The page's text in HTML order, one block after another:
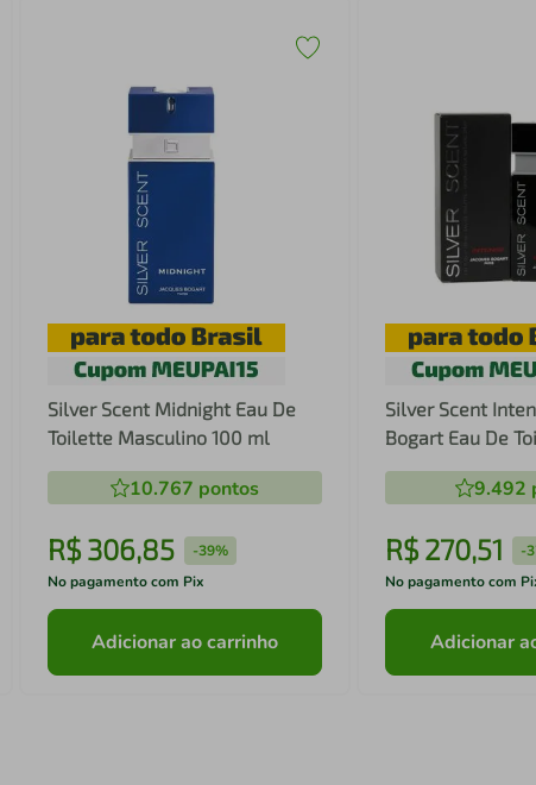
Silver Scent Midnight Eau De
Toilette Masculino 100 ml
10.767 pontos
R$ 306,85 -39%
No pagamento com Pix
Adicionar ao carrinho
Silver Scent
Bogart Eau De
Masculino
9.492
R$270,51 -
No pagamento com
Adicionar